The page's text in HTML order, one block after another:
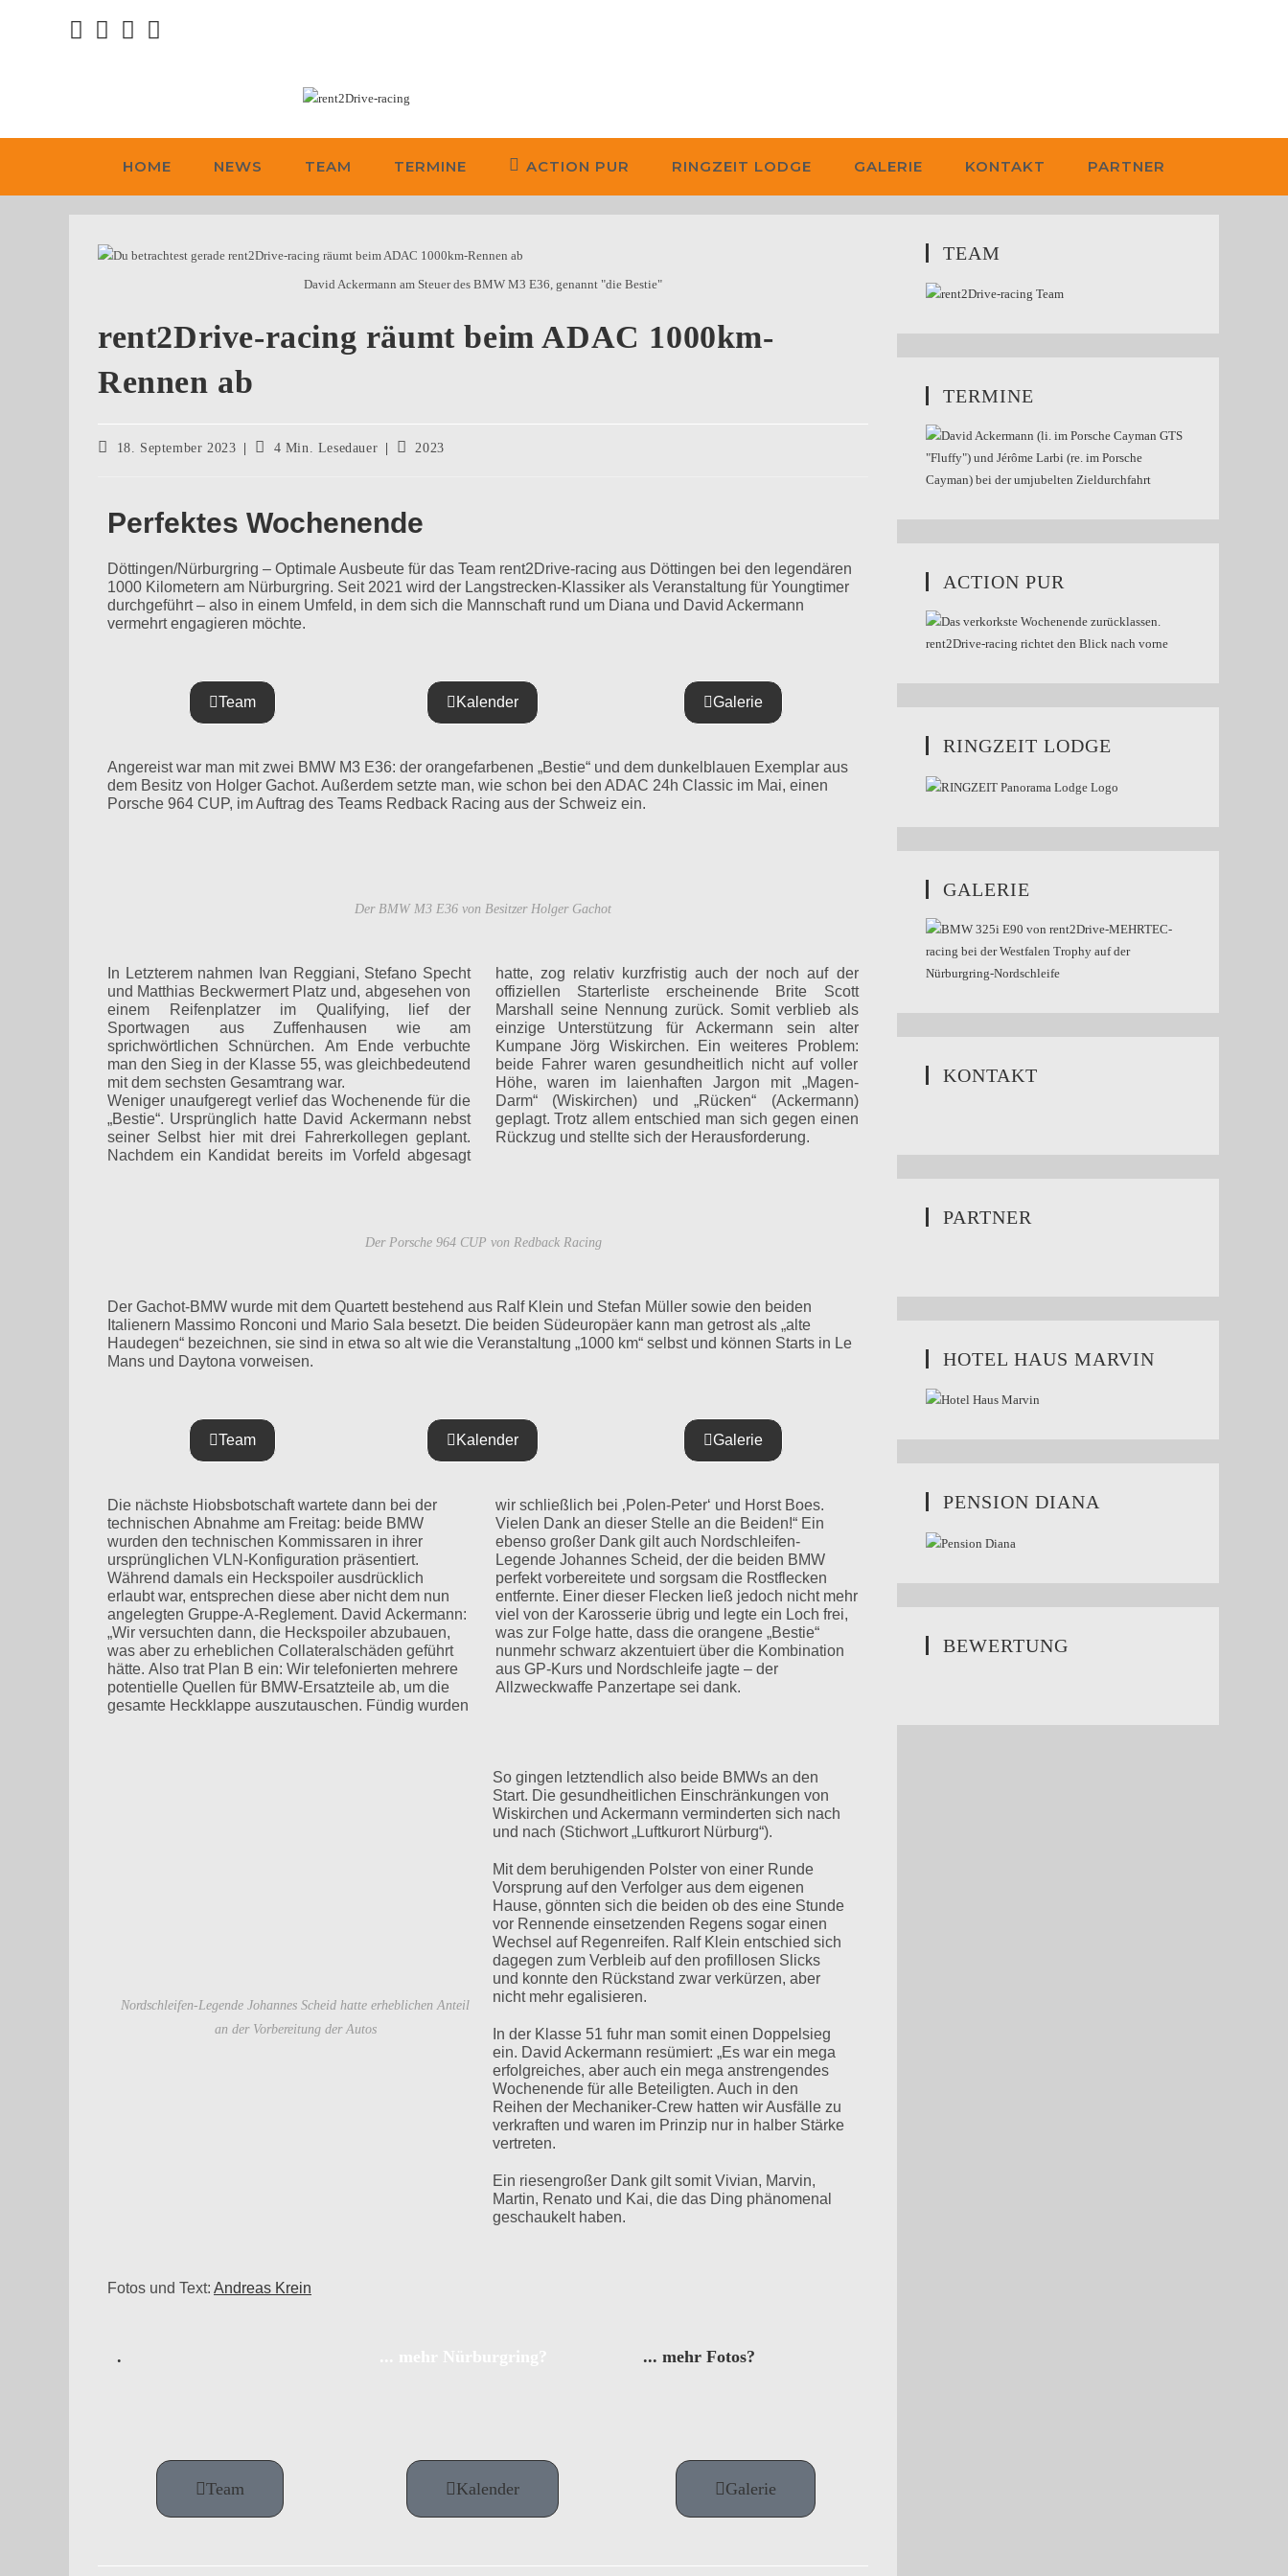
HOME NEWS TEAM TERMINE ACTION PUR RINGZEIT LODGE GALERIE KONTAKT PARTNER
David Ackermann am Steuer des BMW M3 E36, genannt "die Bestie"
rent2Drive-racing räumt beim ADAC 1000km-
Rennen ab
18. September 2023 4 Min. Lesedauer 2023
Perfektes Wochenende
Döttingen/Nürburgring – Optimale Ausbeute für das Team rent2Drive-racing aus Döttingen bei den legendären
1000 Kilometern am Nürburgring. Seit 2021 wird der Langstrecken-Klassiker als Veranstaltung für Youngtimer
durchgeführt – also in einem Umfeld, in dem sich die Mannschaft rund um Diana und David Ackermann
vermehrt engagieren möchte.
Team Kalender Galerie
Angereist war man mit zwei BMW M3 E36: der orangefarbenen „Bestie“ und dem dunkelblauen Exemplar aus
dem Besitz von Holger Gachot. Außerdem setzte man, wie schon bei den ADAC 24h Classic im Mai, einen
Porsche 964 CUP, im Auftrag des Teams Redback Racing aus der Schweiz ein.
Der BMW M3 E36 von Besitzer Holger Gachot
In Letzterem nahmen Ivan Reggiani, Stefano Specht
und Matthias Beckwermert Platz und, abgesehen von
einem Reifenplatzer im Qualifying, lief der
Sportwagen aus Zuffenhausen wie am
sprichwörtlichen Schnürchen. Am Ende verbuchte
man den Sieg in der Klasse 55, was gleichbedeutend
mit dem sechsten Gesamtrang war.
Weniger unaufgeregt verlief das Wochenende für die
„Bestie“. Ursprünglich hatte David Ackermann nebst
seiner Selbst hier mit drei Fahrerkollegen geplant.
Nachdem ein Kandidat bereits im Vorfeld abgesagt
hatte, zog relativ kurzfristig auch der noch auf der
offiziellen Starterliste erscheinende Brite Scott
Marshall seine Nennung zurück. Somit verblieb als
einzige Unterstützung für Ackermann sein alter
Kumpane Jörg Wiskirchen. Ein weiteres Problem:
beide Fahrer waren gesundheitlich nicht auf voller
Höhe, waren im laienhaften Jargon mit „Magen-
Darm“ (Wiskirchen) und „Rücken“ (Ackermann)
geplagt. Trotz allem entschied man sich gegen einen
Rückzug und stellte sich der Herausforderung.
Der Porsche 964 CUP von Redback Racing
Der Gachot-BMW wurde mit dem Quartett bestehend aus Ralf Klein und Stefan Müller sowie den beiden
Italienern Massimo Ronconi und Mario Sala besetzt. Die beiden Südeuropäer kann man getrost als „alte
Haudegen“ bezeichnen, sie sind in etwa so alt wie die Veranstaltung „1000 km“ selbst und können Starts in Le
Mans und Daytona vorweisen.
Team Kalender Galerie
Die nächste Hiobsbotschaft wartete dann bei der
technischen Abnahme am Freitag: beide BMW
wurden den technischen Kommissaren in ihrer
ursprünglichen VLN-Konfiguration präsentiert.
Während damals ein Heckspoiler ausdrücklich
erlaubt war, entsprechen diese aber nicht dem nun
angelegten Gruppe-A-Reglement. David Ackermann:
„Wir versuchten dann, die Heckspoiler abzubauen,
was aber zu erheblichen Collateralschäden geführt
hätte. Also trat Plan B ein: Wir telefonierten mehrere
potentielle Quellen für BMW-Ersatzteile ab, um die
gesamte Heckklappe auszutauschen. Fündig wurden
wir schließlich bei ‚Polen-Peter‘ und Horst Boes.
Vielen Dank an dieser Stelle an die Beiden!“ Ein
ebenso großer Dank gilt auch Nordschleifen-
Legende Johannes Scheid, der die beiden BMW
perfekt vorbereitete und sorgsam die Rostflecken
entfernte. Einer dieser Flecken ließ jedoch nicht mehr
viel von der Karosserie übrig und legte ein Loch frei,
was zur Folge hatte, dass die orangene „Bestie“
nunmehr schwarz akzentuiert über die Kombination
aus GP-Kurs und Nordschleife jagte – der
Allzweckwaffe Panzertape sei dank.
Nordschleifen-Legende Johannes Scheid hatte erheblichen Anteil
an der Vorbereitung der Autos
So gingen letztendlich also beide BMWs an den
Start. Die gesundheitlichen Einschränkungen von
Wiskirchen und Ackermann verminderten sich nach
und nach (Stichwort „Luftkurort Nürburg“).
Mit dem beruhigenden Polster von einer Runde
Vorsprung auf den Verfolger aus dem eigenen
Hause, gönnten sich die beiden ob des eine Stunde
vor Rennende einsetzenden Regens sogar einen
Wechsel auf Regenreifen. Ralf Klein entschied sich
dagegen zum Verbleib auf den profillosen Slicks
und konnte den Rückstand zwar verkürzen, aber
nicht mehr egalisieren.
In der Klasse 51 fuhr man somit einen Doppelsieg
ein. David Ackermann resümiert: „Es war ein mega
erfolgreiches, aber auch ein mega anstrengendes
Wochenende für alle Beteiligten. Auch in den
Reihen der Mechaniker-Crew hatten wir Ausfälle zu
verkraften und waren im Prinzip nur in halber Stärke
vertreten.
Ein riesengroßer Dank gilt somit Vivian, Marvin,
Martin, Renato und Kai, die das Ding phänomenal
geschaukelt haben.
Fotos und Text: Andreas Krein
.
Team Kalender
... mehr Fotos?
Galerie
TEAM
TERMINE
ACTION PUR
RINGZEIT LODGE
GALERIE
KONTAKT
PARTNER
HOTEL HAUS MARVIN
PENSION DIANA
BEWERTUNG